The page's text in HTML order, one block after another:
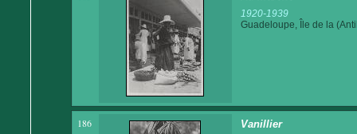
1920-1939
Guadeloupe, Île de la
186 Vanillier